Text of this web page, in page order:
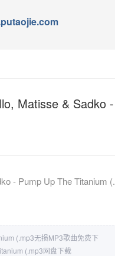
Matisse & Sadko -
- Pump Up The Titanium (.
(.mp3无损MP3歌曲免费下
(.mp3网盘下载